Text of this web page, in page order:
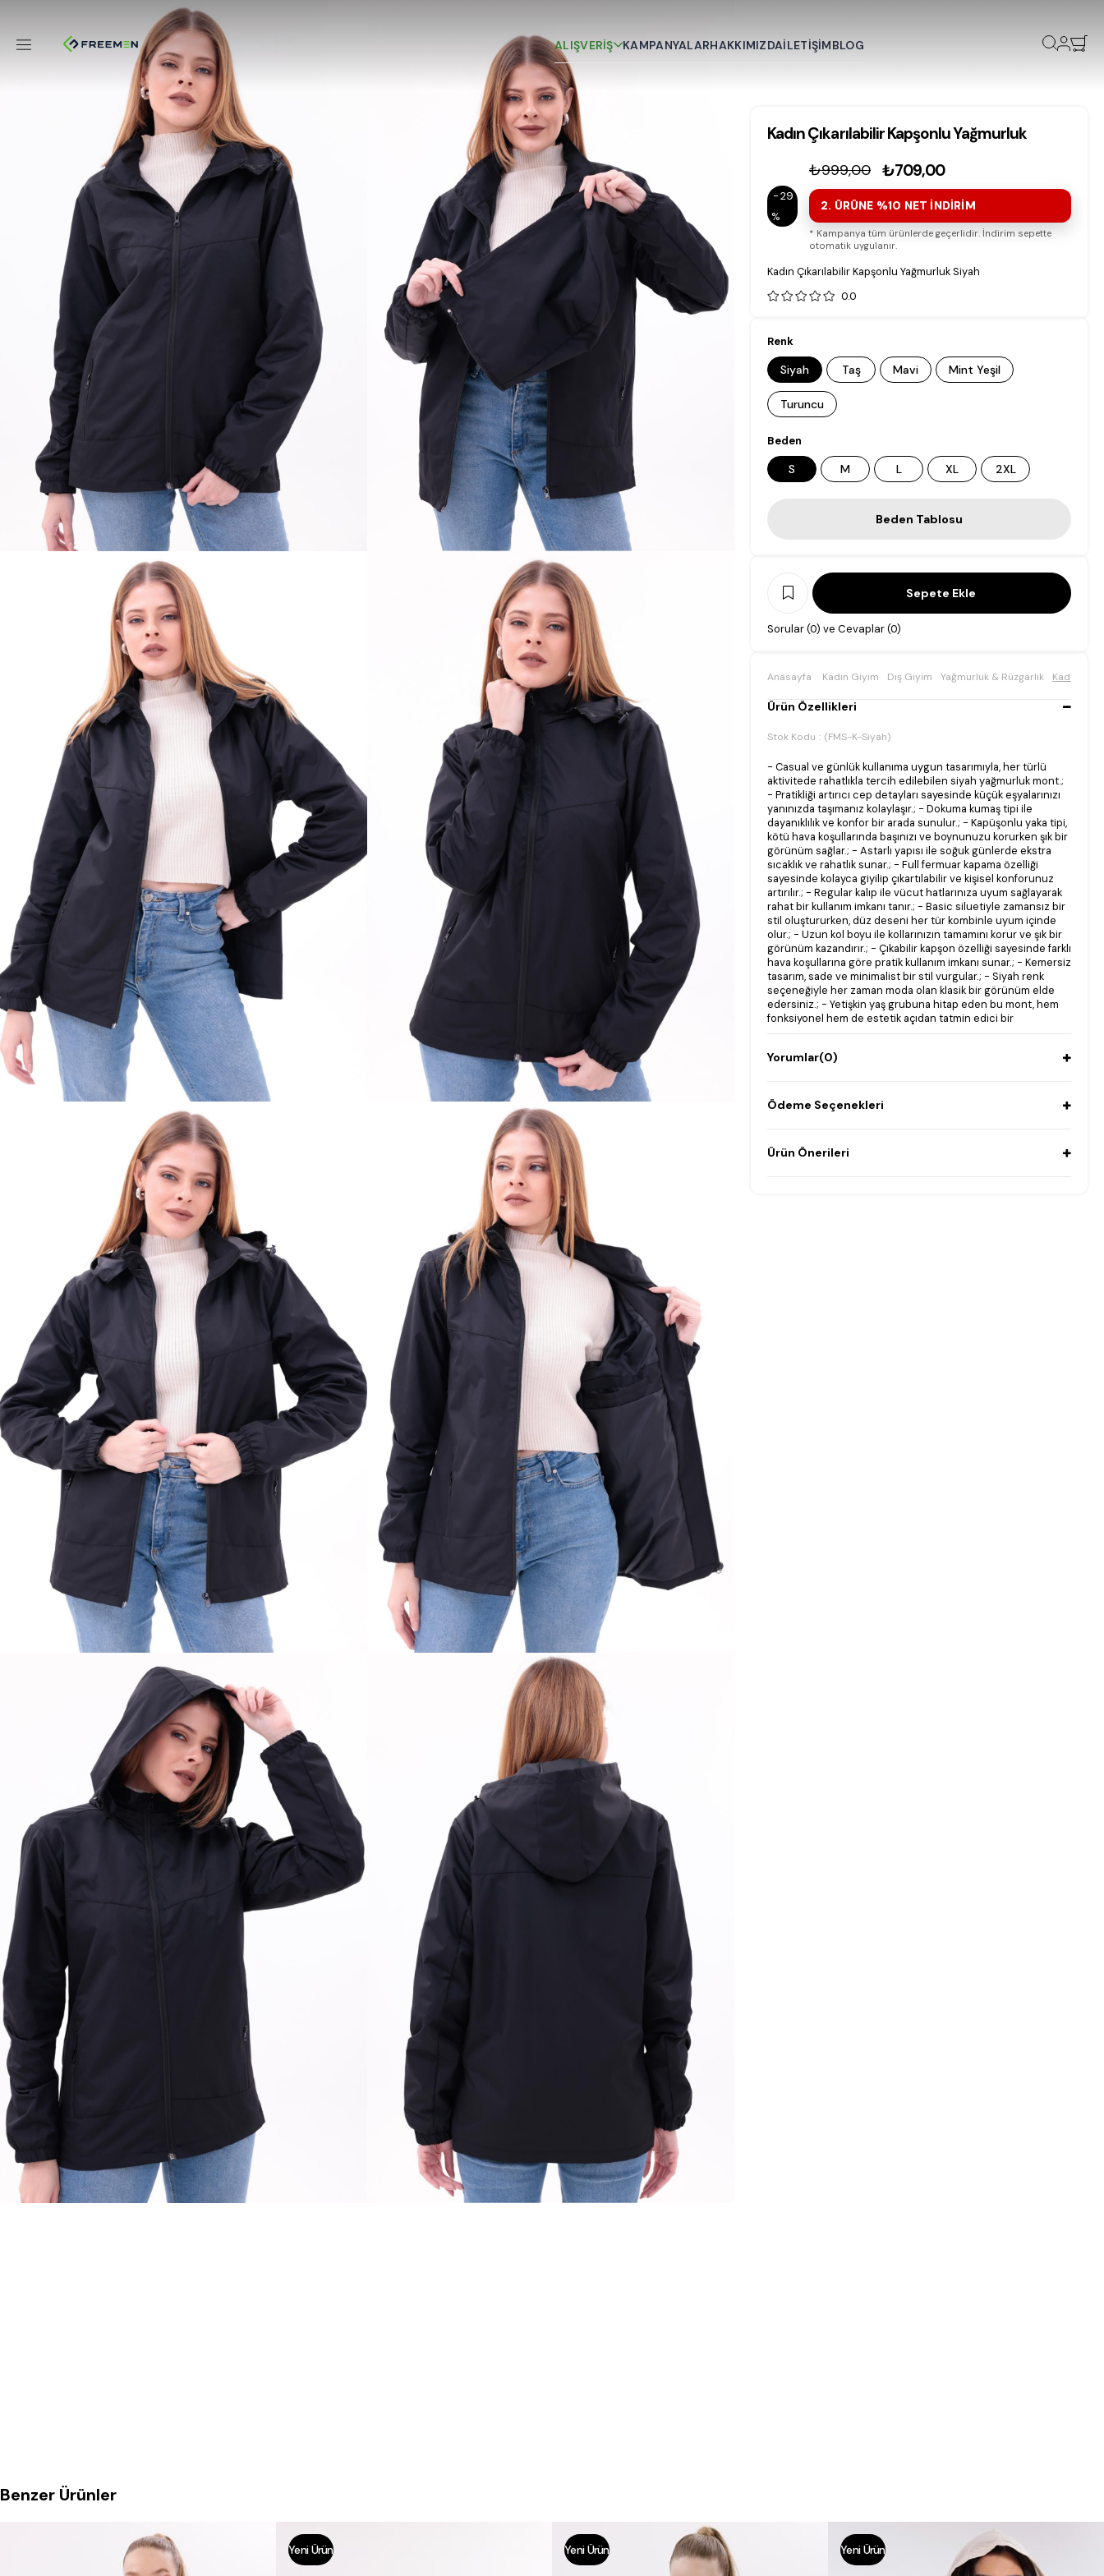
ALIŞVERİŞ KAMPANYALARHAKKIMIZDAİLETİŞİMBLOG
Kadın Çıkarılabilir Kapşonlu Yağmurluk
29
₺999,00 ₺709,00
2. ÜRÜNE %10 NET İNDİRİM
* Kampanya tüm ürünlerde geçerlidir. İndirim sepette
otomatik uygulanır.
Kadın Çıkarılabilir Kapşonlu Yağmurluk Siyah
0.0
Renk
Siyah Taş Mavi Mint Yeşil
Turuncu
Beden
S M L XL 2XL
Beden Tablosu
Sorular (0) ve Cevaplar (0)
Anasayfa Kadın Giyim Dış Giyim Yağmurluk & Rüzgarlık Kadın
Ürün Özellikleri
Stok Kodu (FMS-K-Siyah)
- Casual ve günlük kullanıma uygun tasarımıyla, her türlü
aktivitede rahatlıkla tercih edilebilen siyah yağmurluk mont.;
- Pratikliği artırıcı cep detayları sayesinde küçük eşyalarınızı
yanınızda taşımanız kolaylaşır.; - Dokuma kumaş tipi ile
dayanıklılık ve konfor bir arada sunulur.; - Kapüşonlu yaka tipi,
kötü hava koşullarında başınızı ve boynunuzu korurken şık bir
görünüm sağlar.; - Astarlı yapısı ile soğuk günlerde ekstra
sıcaklık ve rahatlık sunar.; - Full fermuar kapama özelliği
sayesinde kolayca giyilip çıkartılabilir ve kişisel konforunuz
artırılır.; - Regular kalıp ile vücut hatlarınıza uyum sağlayarak
rahat bir kullanım imkanı tanır.; - Basic siluetiyle zamansız bir
stil oluştururken, düz deseni her tür kombinle uyum içinde
olur.; - Uzun kol boyu ile kollarınızın tamamını korur ve şık bir
görünüm kazandırır.; - Çıkabilir kapşon özelliği sayesinde farklı
hava koşullarına göre pratik kullanım imkanı sunar.; - Kemersiz
tasarım, sade ve minimalist bir stil vurgular.; - Siyah renk
seçeneğiyle her zaman moda olan klasik bir görünüm elde
edersiniz.; - Yetişkin yaş grubuna hitap eden bu mont, hem
fonksiyonel hem de estetik açıdan tatmin edici bir
Yorumlar(0)
Ödeme Seçenekleri
Ürün Önerileri
Benzer Ürünler
Yeni Ürün Yeni Ürün Yeni Ürün